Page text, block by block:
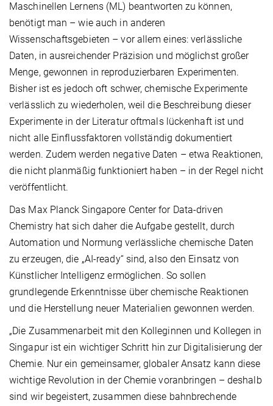
Maschinellen Lernens (ML) beantworten zu können,
benötigt man – wie auch in anderen
Wissenschaftsgebieten – vor allem eines: verlässliche
Daten, in ausreichender Präzision und möglichst großer
Menge, gewonnen in reproduzierbaren Experimenten.
Bisher ist es jedoch oft schwer, chemische Experimente
verlässlich zu wiederholen, weil die Beschreibung dieser
Experimente in der Literatur oftmals lückenhaft ist und
nicht alle Einflussfaktoren vollständig dokumentiert
werden. Zudem werden negative Daten – etwa Reaktionen,
die nicht planmäßig funktioniert haben – in der Regel nicht
veröffentlicht.
Das Max Planck Singapore Center for Data-driven
Chemistry hat sich daher die Aufgabe gestellt, durch
Automation und Normung verlässliche chemische Daten
zu erzeugen, die „AI-ready“ sind, also den Einsatz von
Künstlicher Intelligenz ermöglichen. So sollen
grundlegende Erkenntnisse über chemische Reaktionen
und die Herstellung neuer Materialien gewonnen werden.
„Die Zusammenarbeit mit den Kolleginnen und Kollegen in
Singapur ist ein wichtiger Schritt hin zur Digitalisierung der
Chemie. Nur ein gemeinsamer, globaler Ansatz kann diese
wichtige Revolution in der Chemie voranbringen – deshalb
sind wir begeistert, zusammen diese bahnbrechende